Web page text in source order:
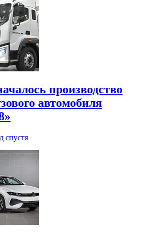
производство
автомобиля
спустя